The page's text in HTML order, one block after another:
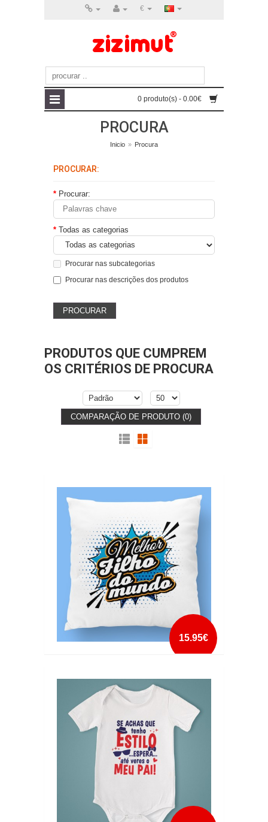
€
0 produto(s) - 0.00€
PROCURA
Inicio » Procura
PROCURAR:
Procurar:
Todas as categorias
Procurar nas subcategorias
Procurar nas descrições dos produtos
PRODUTOS QUE CUMPREM
OS CRITÉRIOS DE PROCURA
COMPARAÇÃO DE PRODUTO (0)
15.95€
add à lista